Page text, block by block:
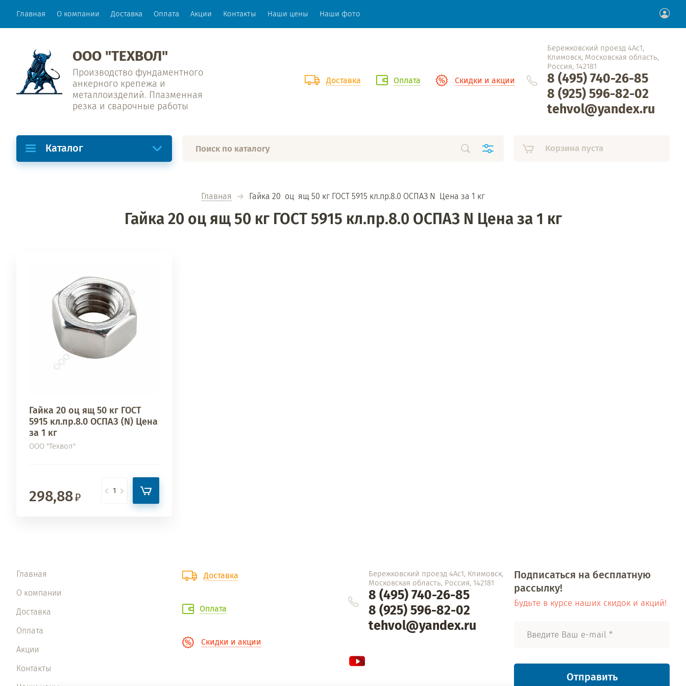
Главная О компании Доставка Оплата Акции Контакты Наши цены Наши фото
ООО "ТЕХВОЛ"
Производство фундаментного
анкерного крепежа и
металлоизделий. Плазменная
резка и сварочные работы
Доставка Оплата Скидки и акции
Бережковский проезд 4Ас1,
Климовск, Московская область,
Россия, 142181
8 (495) 740-26-85
8 (925) 596-82-02
tehvol@yandex.ru
Каталог Корзина пуста
Главная
  Гайка 20  оц  ящ 50 кг ГОСТ 5915 кл.пр.8.0 ОСПАЗ N  Цена за 1 кг
Гайка 20 оц ящ 50 кг ГОСТ 5915 кл.пр.8.0 ОСПАЗ N Цена за 1 кг
Гайка 20 оц ящ 50 кг ГОСТ
5915 кл.пр.8.0 ОСПАЗ (N) Цена
за 1 кг
ООО "Техвол"
298,88
Главная
О компании
Доставка
Оплата
Акции
Контакты
Доставка
Оплата
Скидки и акции
Бережковский проезд 4Ас1, Климовск,
Московская область, Россия, 142181
8 (495) 740-26-85
8 (925) 596-82-02
tehvol@yandex.ru
Подписаться на бесплатную
рассылку!
Будьте в курсе наших скидок и акций!
Отправить